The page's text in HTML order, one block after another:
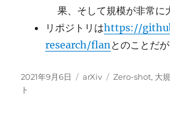
果、そして規模が非常に
リポジトリはhttps://
research/flanとのことだ
投
稿
2021年9月6日
カ
arXiv
タ
Zero-shot, 大
ト